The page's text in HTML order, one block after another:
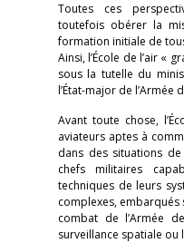
Toutes ces
toutefois obérer la
formation initiale de
Ainsi, l’École de l’air «
sous la tutelle du
l’État-major de l’Armée
Avant toute chose,
aviateurs aptes à
dans des situations
chefs militaires
techniques de leurs
complexes, embarqués
combat de l’Armée
surveillance spatiale ou